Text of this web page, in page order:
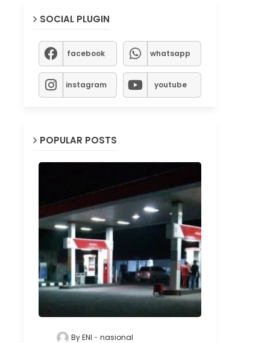
SOCIAL PLUGIN
facebook whatsapp
instagram youtube
POPULAR POSTS
By ENI nasional